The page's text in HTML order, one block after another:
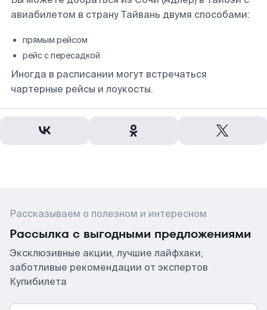
авиабилетом в страну Тайвань двумя способами:
прямым рейсом
рейс с пересадкой
Иногда в расписании могут встречаться
чартерные рейсы и лоукосты.
Рассказываем о полезном и интересном
Рассылка с выгодными предложениями
Эксклюзивные акции, лучшие лайфхаки,
заботливые рекомендации от экспертов
Купибилета